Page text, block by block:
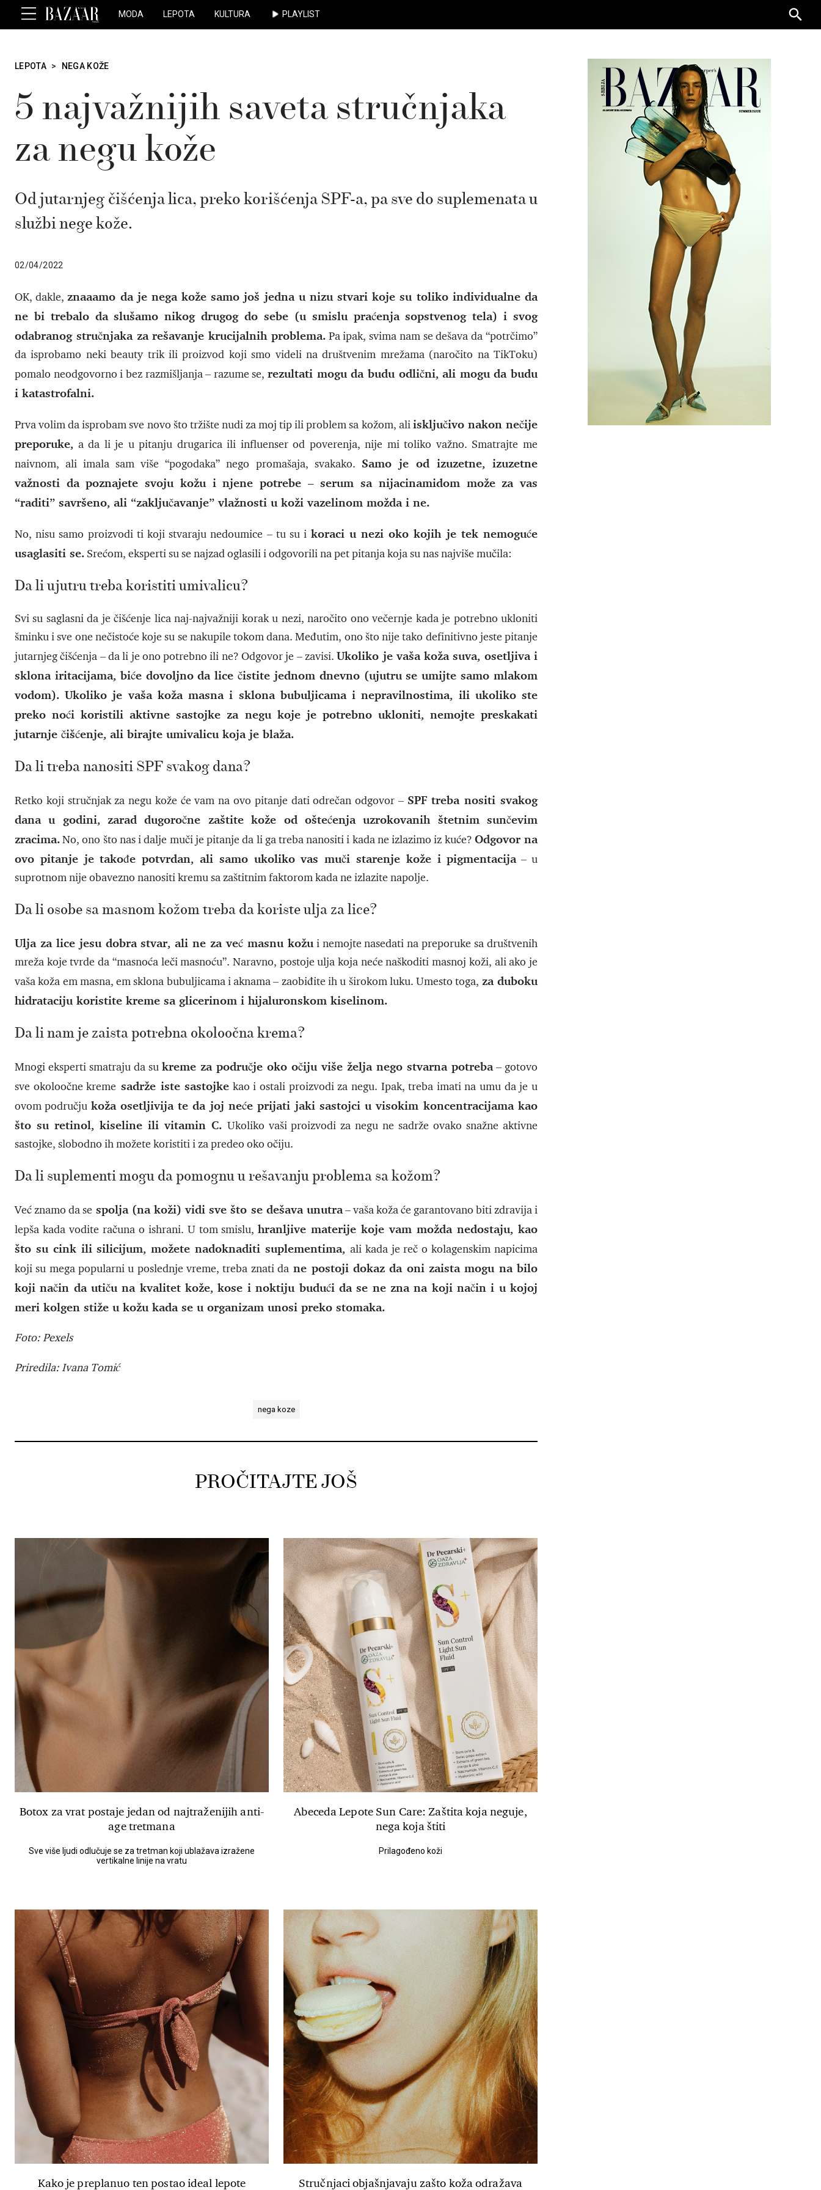
MODA LEPOTA KULTURA PLAYLIST
for:
LEPOTA > NEGA KOŽE
5 najvažnijih saveta stručnjaka
za negu kože
Od jutarnjeg čišćenja lica, preko korišćenja SPF-a, pa sve do suplemenata u
službi nege kože.
02/04/2022
OK, dakle,znaaamo da je nega kože samo još jedna u nizu stvari koje su toliko individualne da
ne bi trebalo da slušamo nikog drugog do sebe (u smislu praćenja sopstvenog tela) i svog
odabranog stručnjaka za rešavanje krucijalnih problema.Pa ipak, svima nam se dešava da “potrčimo”
da isprobamo neki beauty trik ili proizvod koji smo videli na društvenim mrežama (naročito na TikToku)
pomalo neodgovorno i bez razmišljanja – razume se, rezultati mogu da budu odlični, ali mogu da budu
i katastrofalni.
Prva volim da isprobam sve novo što tržište nudi za moj tip ili problem sa kožom, aliisključivo nakon nečije
preporuke, a da li je u pitanju drugarica ili influenser od poverenja, nije mi toliko važno. Smatrajte me
naivnom, ali imala sam više “pogodaka” nego promašaja, svakako. Samo je od izuzetne, izuzetne
važnosti da poznajete svoju kožu i njene potrebe – serum sa nijacinamidom može za vas
“raditi” savršeno, ali “zaključavanje” vlažnosti u koži vazelinom možda i ne.
No, nisu samo proizvodi ti koji stvaraju nedoumice – tu su i koraci u nezi oko kojih je tek nemoguće
usaglasiti se. Srećom, eksperti su se najzad oglasili i odgovorili na pet pitanja koja su nas najviše mučila:
Da li ujutru treba koristiti umivalicu?
Svi su saglasni da je čišćenje lica naj-najvažniji korak u nezi, naročito ono večernje kada je potrebno ukloniti
šminku i sve one nečistoće koje su se nakupile tokom dana. Međutim, ono što nije tako definitivno jeste pitanje
jutarnjeg čišćenja – da li je ono potrebno ili ne? Odgovor je – zavisi.Ukoliko je vaša koža suva, osetljiva i
sklona iritacijama, biće dovoljno da lice čistite jednom dnevno (ujutru se umijte samo mlakom
vodom). Ukoliko je vaša koža masna i sklona bubuljicama i nepravilnostima, ili ukoliko ste
preko noći koristili aktivne sastojke za negu koje je potrebno ukloniti, nemojte preskakati
jutarnje čišćenje, ali birajte umivalicu koja je blaža.
Da li treba nanositi SPF svakog dana?
Retko koji stručnjak za negu kože će vam na ovo pitanje dati odrečan odgovor – SPF treba nositi svakog
dana u godini, zarad dugoročne zaštite kože od oštećenja uzrokovanih štetnim sunčevim
zracima.No, ono što nas i dalje muči je pitanje da li ga treba nanositi i kada ne izlazimo iz kuće? Odgovor na
ovo pitanje je takođe potvrdan, ali samo ukoliko vas muči starenje kože i pigmentacija– u
suprotnom nije obavezno nanositi kremu sa zaštitnim faktorom kada ne izlazite napolje.
Da li osobe sa masnom kožom treba da koriste ulja za lice?
Ulja za lice jesu dobra stvar, ali ne za već masnu kožui nemojte nasedati na preporuke sa društvenih
mreža koje tvrde da “masnoća leči masnoću”. Naravno, postoje ulja koja neće naškoditi masnoj koži, ali ako je
vaša koža em masna, em sklona bubuljicama i aknama – zaobiđite ih u širokom luku. Umesto toga, za duboku
hidrataciju koristite kreme sa glicerinom i hijaluronskom kiselinom.
Da li nam je zaista potrebna okoloočna krema?
Mnogi eksperti smatraju da su kreme za područje oko očiju više želja nego stvarna potreba– gotovo
sve okoloočne kreme sadrže iste sastojke kao i ostali proizvodi za negu. Ipak, treba imati na umu da je u
ovom području koža osetljivija te da joj neće prijati jaki sastojci u visokim koncentracijama kao
što su retinol, kiseline ili vitamin C. Ukoliko vaši proizvodi za negu ne sadrže ovako snažne aktivne
sastojke, slobodno ih možete koristiti i za predeo oko očiju.
Da li suplementi mogu da pomognu u rešavanju problema sa kožom?
Već znamo da se spolja (na koži) vidi sve što se dešava unutra– vaša koža će garantovano biti zdravija i
lepša kada vodite računa o ishrani. U tom smislu,hranljive materije koje vam možda nedostaju, kao
što su cink ili silicijum, možete nadoknaditi suplementima, ali kada je reč o kolagenskim napicima
koji su mega popularni u poslednje vreme, treba znati da ne postoji dokaz da oni zaista mogu na bilo
koji način da utiču na kvalitet kože, kose i noktiju budući da se ne zna na koji način i u kojoj
meri kolgen stiže u kožu kada se u organizam unosi preko stomaka.
Foto: Pexels
Priredila: Ivana Tomić
nega koze
PROČITAJTE JOŠ
Botox za vrat postaje jedan od najtraženijih anti-
age tretmana
Sve više ljudi odlučuje se za tretman koji ublažava izražene
vertikalne linije na vratu
Abeceda Lepote Sun Care: Zaštita koja neguje,
nega koja štiti
Prilagođeno koži
Kako je preplanuo ten postao ideal lepote Stručnjaci objašnjavaju zašto koža odražava